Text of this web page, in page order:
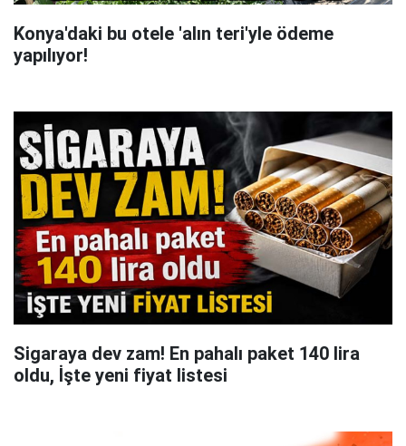
Konya'daki bu otele 'alın teri'yle ödeme
yapılıyor!
Sigaraya dev zam! En pahalı paket 140 lira
oldu, İşte yeni fiyat listesi